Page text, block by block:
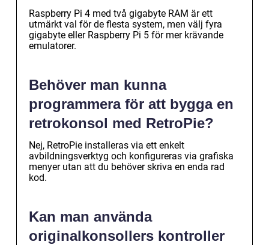
Raspberry Pi 4 med två gigabyte RAM är ett
utmärkt val för de flesta system, men välj fyra
gigabyte eller Raspberry Pi 5 för mer krävande
emulatorer.
Behöver man kunna
programmera för att bygga en
retrokonsol med RetroPie?
Nej, RetroPie installeras via ett enkelt
avbildningsverktyg och konfigureras via grafiska
menyer utan att du behöver skriva en enda rad
kod.
Kan man använda
originalkonsollers kontroller